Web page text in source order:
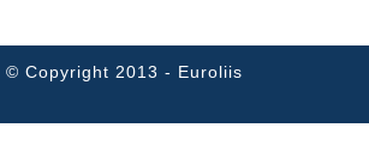
© Copyright 2013 - Euroliis